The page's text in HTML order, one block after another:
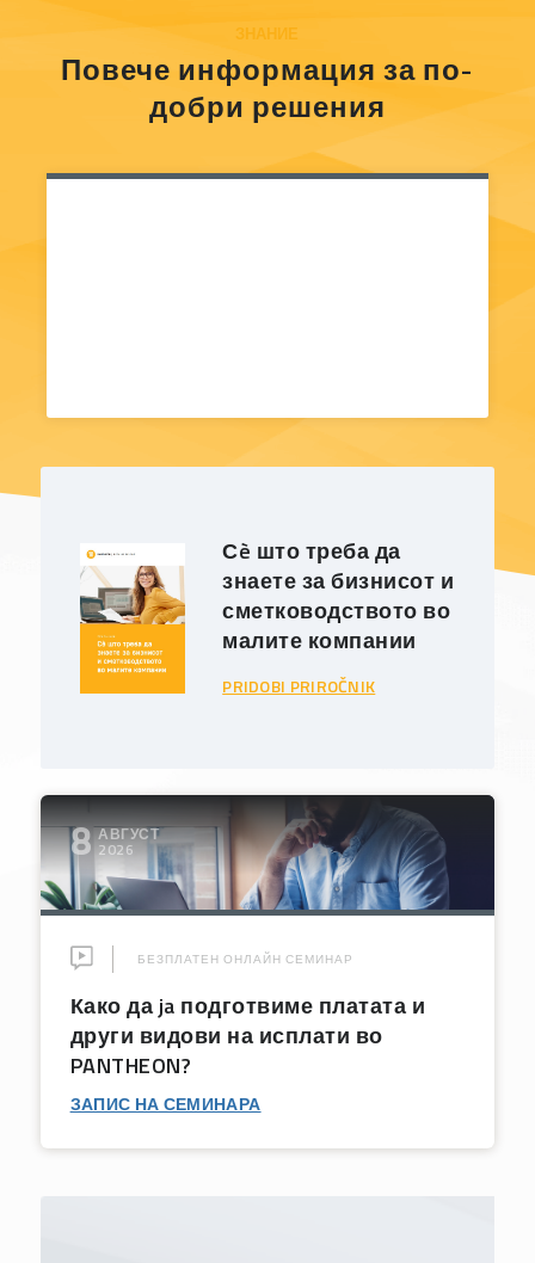
ЗНАНИЕ
Повече информация за по-
добри решения
Сè што треба да
знаете за бизнисот и
сметководството во
малите компании
PRIDOBI PRIROČNIK
8 АВГУСТ
2026
БЕЗПЛАТЕН ОНЛАЙН СЕМИНАР
Како да ja подготвиме платата и
други видови на исплати во
PANTHEON?
ЗАПИС НА СЕМИНАРА